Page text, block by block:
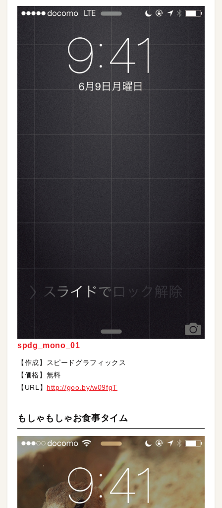
spdg_mono_01
【作成】スピードグラフィックス
【価格】無料
【URL】 http://goo.by/w09fgT
もしゃもしゃお食事タイム